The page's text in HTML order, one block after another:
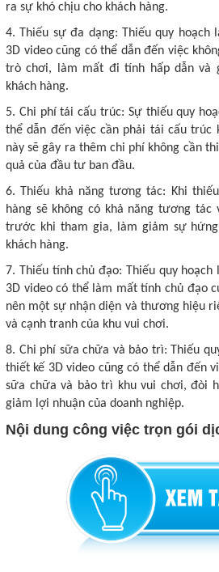
ra sự khó chịu cho khách hàng.
4. Thiếu sự đa dạng: Thiếu quy hoạch
3D video cũng có thể dẫn đến việc
trò chơi, làm mất đi tính hấp dẫn và
khách hàng.
5. Chi phí tái cấu trúc: Sự thiếu quy
thể dẫn đến việc cần phải tái cấu trúc
này sẽ gây ra thêm chi phí không cần
quả của đầu tư ban đầu.
6. Thiếu khả năng tương tác: Khi
hàng sẽ không có khả năng tương
trước khi tham gia, làm giảm sự
khách hàng.
7. Thiếu tính chủ đạo: Thiếu quy
3D video có thể làm mất tính chủ đạo
nên một sự nhận diện và thương hiệu
và cạnh tranh của khu vui chơi.
8. Chi phí sữa chữa và bảo trì: Thiếu
thiết kế 3D video cũng có thể dẫn đến
sữa chữa và bảo trì khu vui chơi, đòi
giảm lợi nhuận của doanh nghiệp.
Nội dung công việc trọn gói